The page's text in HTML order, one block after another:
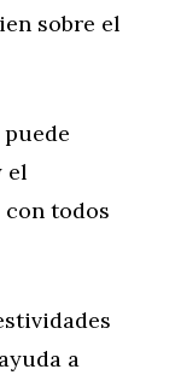
sobre el
el
todos
a